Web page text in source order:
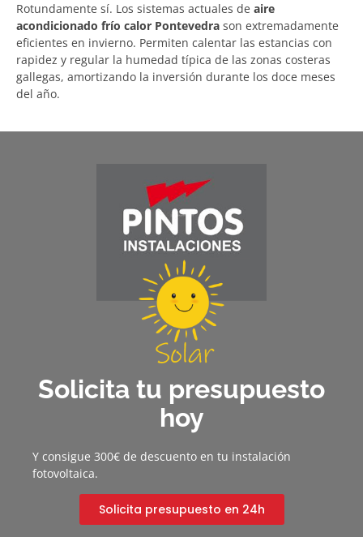
Rotundamente sí. Los sistemas actuales de aire
acondicionado frío calor Pontevedra son extremadamente
eficientes en invierno. Permiten calentar las estancias con
rapidez y regular la humedad típica de las zonas costeras
gallegas, amortizando la inversión durante los doce meses
del año.
Solicita tu presupuesto
hoy
Y consigue 300€ de descuento en tu instalación
fotovoltaica.
Solicita presupuesto en 24h